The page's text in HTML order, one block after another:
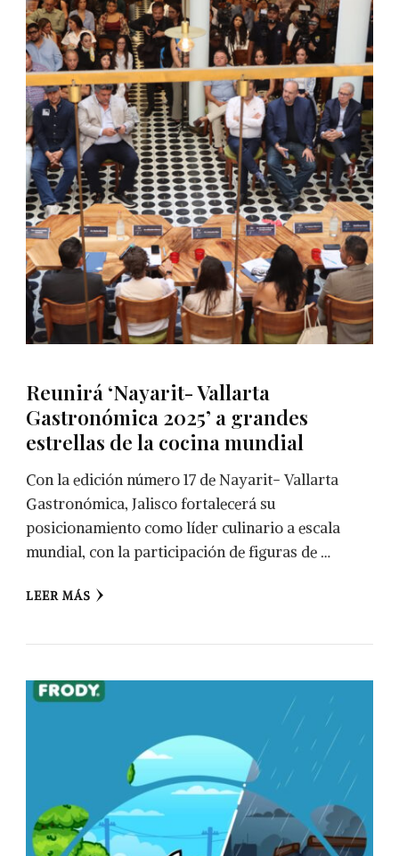
Reunirá ‘Nayarit- Vallarta
Gastronómica 2025’ a grandes
estrellas de la cocina mundial
Con la edición número 17 de Nayarit- Vallarta
Gastronómica, Jalisco fortalecerá su
posicionamiento como líder culinario a escala
mundial, con la participación de figuras de …
LEER MÁS